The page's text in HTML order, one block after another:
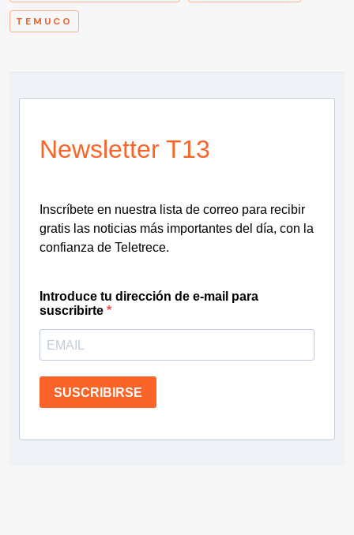
TEMUCO
Newsletter T13
Inscríbete en nuestra lista de correo para recibir
gratis las noticias más importantes del día, con la
confianza de Teletrece.
Introduce tu dirección de e-mail para
suscribirte
SUSCRIBIRSE